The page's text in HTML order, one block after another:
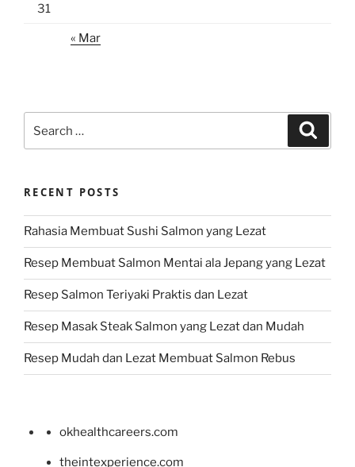
31
« Mar
for:
RECENT POSTS
Rahasia Membuat Sushi Salmon yang Lezat
Resep Membuat Salmon Mentai ala Jepang yang Lezat
Resep Salmon Teriyaki Praktis dan Lezat
Resep Masak Steak Salmon yang Lezat dan Mudah
Resep Mudah dan Lezat Membuat Salmon Rebus
okhealthcareers.com
theintexperience.com